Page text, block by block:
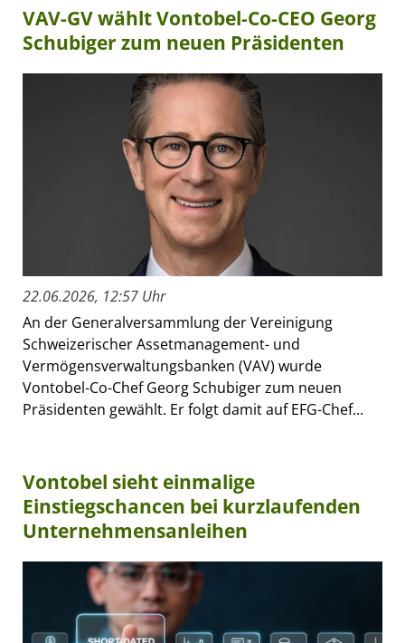
VAV-GV wählt Vontobel-Co-CEO Georg
Schubiger zum neuen Präsidenten
22.06.2026, 12:57 Uhr
An der Generalversammlung der Vereinigung
Schweizerischer Assetmanagement- und
Vermögensverwaltungsbanken (VAV) wurde
Vontobel-Co-Chef Georg Schubiger zum neuen
Präsidenten gewählt. Er folgt damit auf EFG-Chef...
Vontobel sieht einmalige
Einstiegschancen bei kurzlaufenden
Unternehmensanleihen